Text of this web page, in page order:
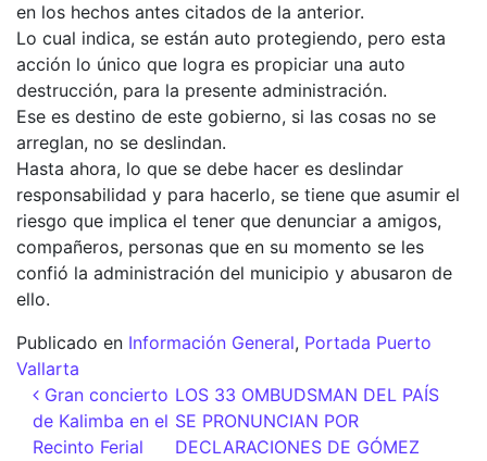
en los hechos antes citados de la anterior.
Lo cual indica, se están auto protegiendo, pero esta
acción lo único que logra es propiciar una auto
destrucción, para la presente administración.
Ese es destino de este gobierno, si las cosas no se
arreglan, no se deslindan.
Hasta ahora, lo que se debe hacer es deslindar
responsabilidad y para hacerlo, se tiene que asumir el
riesgo que implica el tener que denunciar a amigos,
compañeros, personas que en su momento se les
confió la administración del municipio y abusaron de
ello.
Publicado en Información General, Portada Puerto
Vallarta
Navegación de entradas
Gran concierto
de Kalimba en el
Recinto Ferial
LOS 33 OMBUDSMAN DEL PAÍS
SE PRONUNCIAN POR
DECLARACIONES DE GÓMEZ